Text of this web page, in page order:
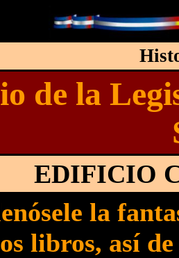
de la
EDIFICIO
la
libros, así